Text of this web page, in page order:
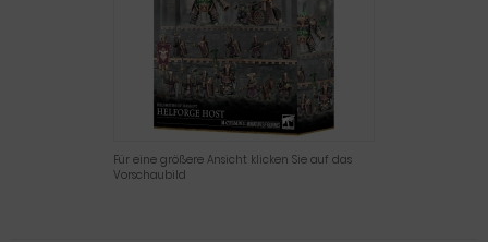
Für eine größere Ansicht klicken Sie auf das
Vorschaubild